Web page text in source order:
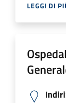
LEGGI DI